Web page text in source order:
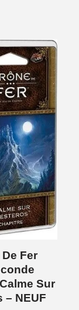
Fer
Sur
– NEUF